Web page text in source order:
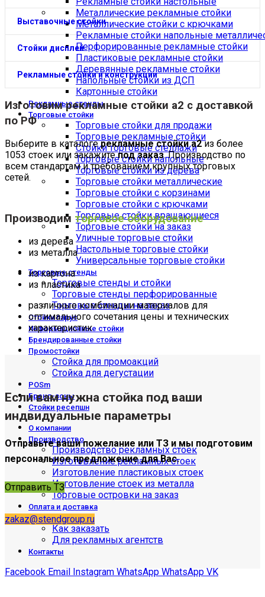
Металлические рекламные стойки
Металлические стойки с крючками
Рекламные стойки напольные
Перфорированные рекламные стойки
Пластиковые рекламные стойки
Деревянные рекламные стойки
Напольные стойки из ДСП
Картонные стойки
Рекламные стенды
Торговые стойки
Торговые стойки для продажи
Торговые рекламные стойки
Стойки торговые стеллажи
Торговые стойки напольные
Торговые стойки из дерева
Торговые стойки металлические
Торговые стойки с корзинами
Торговые стойки с крючками
Торговые стойки вращающиеся
Торговые стойки на заказ
Уличные торговые стойки
Настольные торговые стойки
Универсальные торговые стойки
Торговые стенды
Торговые стенды и стойки
Торговые стенды перфорированные
Торговые стенды на заказ
Стойки парус
Информационные стойки
Брендированные стойки
Промостойки
Стойка для промоакций
Стойка для дегустации
POSm
Бренд-зоны
Стойки ресепшн
О компании
Производство
Производство рекламных стоек
Изготовление рекламных стоек
Изготовление пластиковых стоек
Изготовление стоек из металла
Торговые островки на заказ
Оплата и доставка
Доставка
Как заказать
Для рекламных агентств
Контакты
Facebook Email Instagram WhatsApp WhatsApp VK
Выставочные стойки
Стойки дисплей
Рекламные стойки и конструкции
Изготовимрекламные стойки а2 с доставкой
по РФ
Выберите в каталогерекламные стойки а2из более
1053 стоек или закажитепод заказ. Производство по
всем стандартам и требованием крупных торговых
сетей.
Производим торговое оборудование
из дерева
из металла
из картона
из пластика
различные комбинации материалов для
оптимального сочетания цены и технических
характеристик
Если вам нужна стойка под ваши
индвидуальные параметры
Отправьте ваши пожелание или ТЗ и мы подготовим
персональное предложение для Вас.
Отправить ТЗ
zakaz@stendgroup.ru